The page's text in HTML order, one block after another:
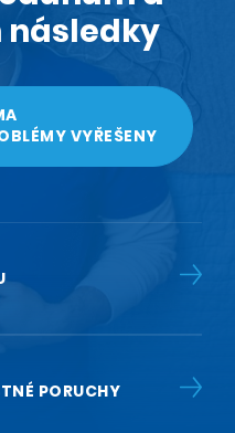
následky
VYŘEŠENY
PORUCHY